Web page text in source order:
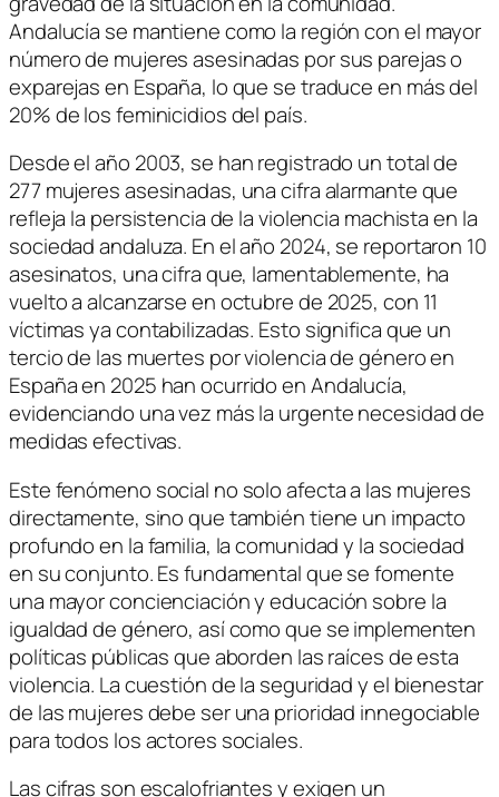
Andalucía se mantiene como la región con el mayor
número de mujeres asesinadas por sus parejas o
exparejas en España, lo que se traduce en más del
20% de los feminicidios del país.
Desde el año 2003, se han registrado un total de
277 mujeres asesinadas, una cifra alarmante que
refleja la persistencia de la violencia machista en la
sociedad andaluza. En el año 2024, se reportaron 10
asesinatos, una cifra que, lamentablemente, ha
vuelto a alcanzarse en octubre de 2025, con 11
víctimas ya contabilizadas. Esto significa que un
tercio de las muertes por violencia de género en
España en 2025 han ocurrido en Andalucía,
evidenciando una vez más la urgente necesidad de
medidas efectivas.
Este fenómeno social no solo afecta a las mujeres
directamente, sino que también tiene un impacto
profundo en la familia, la comunidad y la sociedad
en su conjunto. Es fundamental que se fomente
una mayor concienciación y educación sobre la
igualdad de género, así como que se implementen
políticas públicas que aborden las raíces de esta
violencia. La cuestión de la seguridad y el bienestar
de las mujeres debe ser una prioridad innegociable
para todos los actores sociales.
Las cifras son escalofriantes y exigen un